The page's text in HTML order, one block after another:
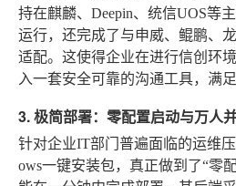
持在麒麟、Deepin、统信UOS等
运行，还完成了与申威、鲲鹏、
适配。这使得企业在进行信创环
入一套安全可靠的沟通工具，满
3. 极简部署：零配置启动与万人
针对企业IT部门普遍面临的运维
ows一键安装包，真正做到了“零